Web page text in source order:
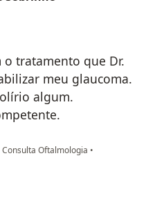
tratamento que Dr.
meu glaucoma.
algum.
Consulta Oftalmologia •
Ramos Sobrinho